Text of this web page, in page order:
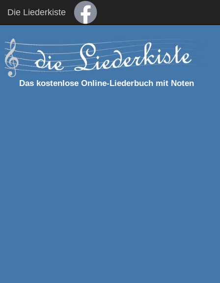
Die Liederkiste
Das kostenlose Online-Liederbuch mit Noten